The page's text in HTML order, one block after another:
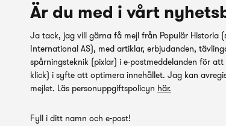
Är du med i vårt
Ja tack, jag vill gärna få mejl från Populär Historia
International AS), med artiklar, erbjudanden,
spårningsteknik (pixlar) i e-postmeddelanden för
klick) i syfte att optimera innehållet. Jag kan
mejlet. Läs personuppgiftspolicyn här.
Fyll i ditt namn och e-post!